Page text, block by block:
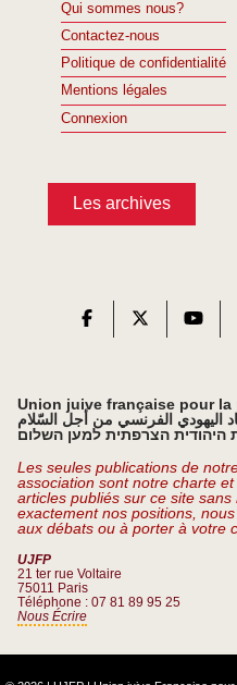
Qui sommes nous?
Contactez-nous
Politique de confidentialité
Mentions légales
Connexion
Les archives
Union juive française pour la
اليهودي الفرنسي من أجل السّلام
היהודית הצרפתית למען השלום
Les seules publications de
association sont notre charte
articles publiés sur ce site
exactement nos positions,
aux débats ou à porter à votre
UJFP
21 ter rue Voltaire
75011 Paris
Téléphone : 07 81 89 95 25
Nous Écrire